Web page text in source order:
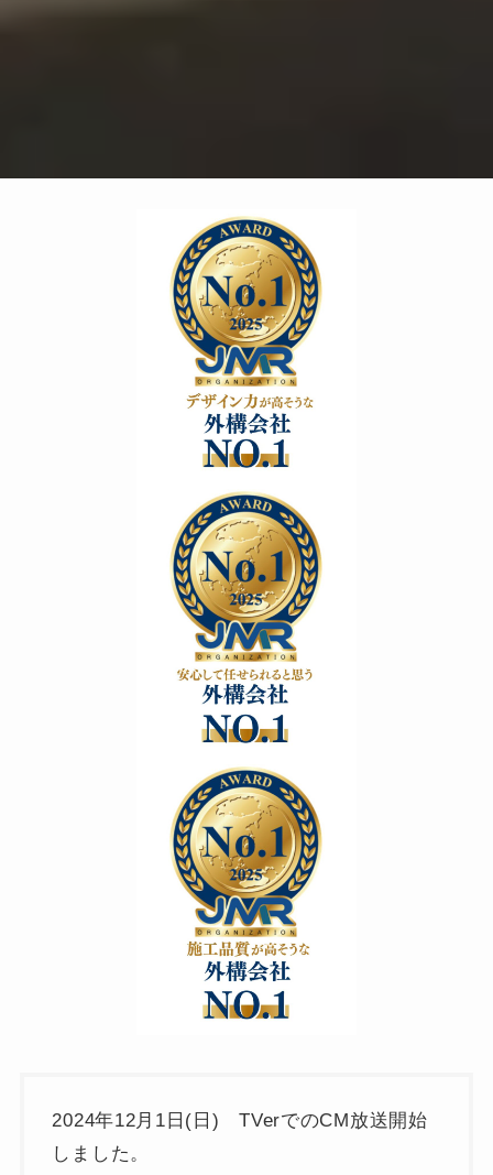
2024年12月1日(日) TVerでのCM放送開始
しました。